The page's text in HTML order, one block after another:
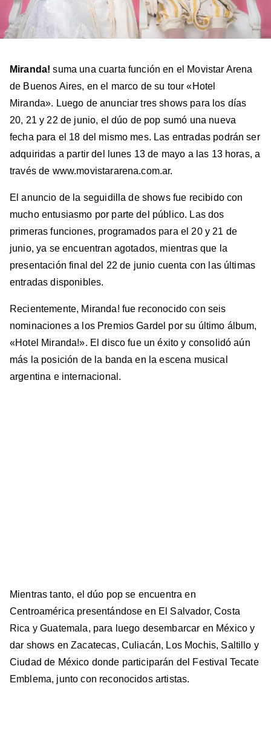
Miranda!suma una cuarta función en el Movistar Arena
de Buenos Aires, en el marco de su tour «Hotel
Miranda». Luego de anunciar tres shows para los días
20, 21 y 22 de junio, el dúo de pop sumó una nueva
fecha para el 18 del mismo mes. Las entradas podrán ser
adquiridas a partir del lunes 13 de mayo a las 13 horas, a
través de www.movistararena.com.ar.
El anuncio de la seguidilla de shows fue recibido con
mucho entusiasmo por parte del público. Las dos
primeras funciones, programados para el 20 y 21 de
junio, ya se encuentran agotados, mientras que la
presentación final del 22 de junio cuenta con las últimas
entradas disponibles.
Recientemente, Miranda! fue reconocido con seis
nominaciones a los Premios Gardel por su último álbum,
«Hotel Miranda!». El disco fue un éxito y consolidó aún
más la posición de la banda en la escena musical
argentina e internacional.
Mientras tanto, el dúo pop se encuentra en
Centroamérica presentándose en El Salvador, Costa
Rica y Guatemala, para luego desembarcar en México y
dar shows en Zacatecas, Culiacán, Los Mochis, Saltillo y
Ciudad de México donde participarán del Festival Tecate
Emblema, junto con reconocidos artistas.